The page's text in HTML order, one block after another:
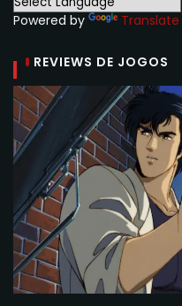
Powered by Translate
REVIEWS DE JOGOS